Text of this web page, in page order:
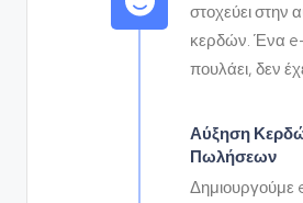
στοχεύει στην
κερδών. Ένα
πουλάει, δεν
Αύξηση
Πωλήσεων
Δημιουργούμε